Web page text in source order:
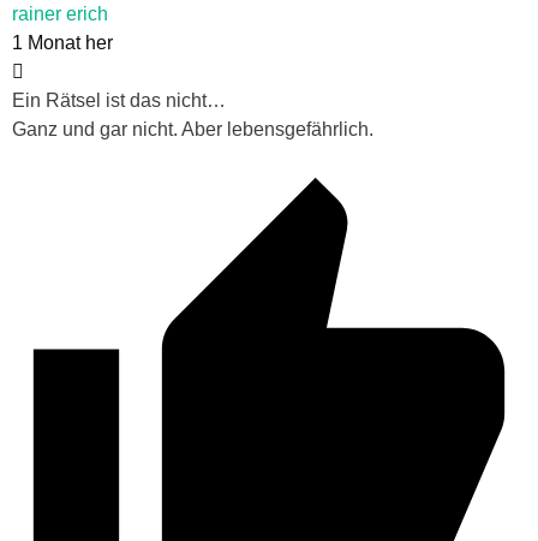
rainer erich
1 Monat her
Ein Rätsel ist das nicht…
Ganz und gar nicht. Aber lebensgefährlich.